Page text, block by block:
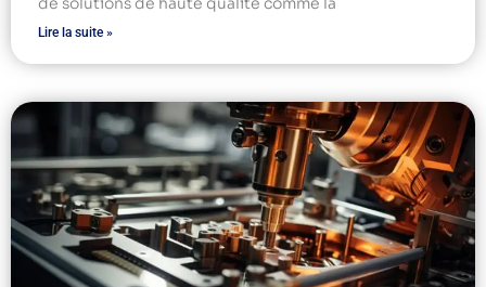
Lire la suite »